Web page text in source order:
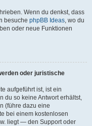
Wenn du denkst, dass
besuche phpBB Ideas, wo du
oder neue Funktionen
oder juristische
aufgeführt ist, ist ein
du so keine Antwort erhältst,
(führe dazu eine
bei einem kostenlosen
liegt — den Support oder